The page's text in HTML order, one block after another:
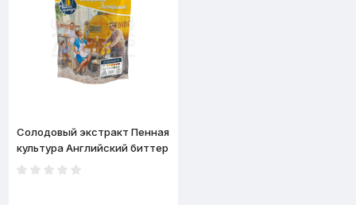
Солодовый экстракт Пенная
культура Английский биттер
2.2 кг